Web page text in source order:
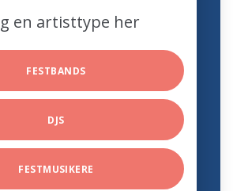
en artisttype her
FESTBANDS
DJS
FESTMUSIKERE